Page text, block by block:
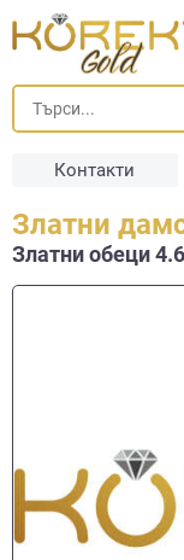
Контакти
Златни
Златни обеци